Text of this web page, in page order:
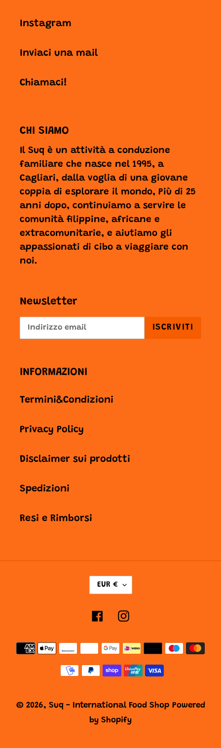
Instagram
Inviaci una mail
Chiamaci!
CHI SIAMO
Il Suq è un attività a conduzione
familiare che nasce nel 1995, a
Cagliari, dalla voglia di una giovane
coppia di esplorare il mondo, Più di 25
anni dopo, continuiamo a servire le
comunità filippine, africane e
extracomunitarie, e aiutiamo gli
appassionati di cibo a viaggiare con
noi.
Newsletter
ISCRIVITI
INFORMAZIONI
Termini&Condizioni
Privacy Policy
Disclaimer sui prodotti
Spedizioni
Resi e Rimborsi
A
L
T
A
EUR €
FacebookInstagram
Metodi
pagamento
© 2026, Suq - International Food Shop Powered
by Shopify